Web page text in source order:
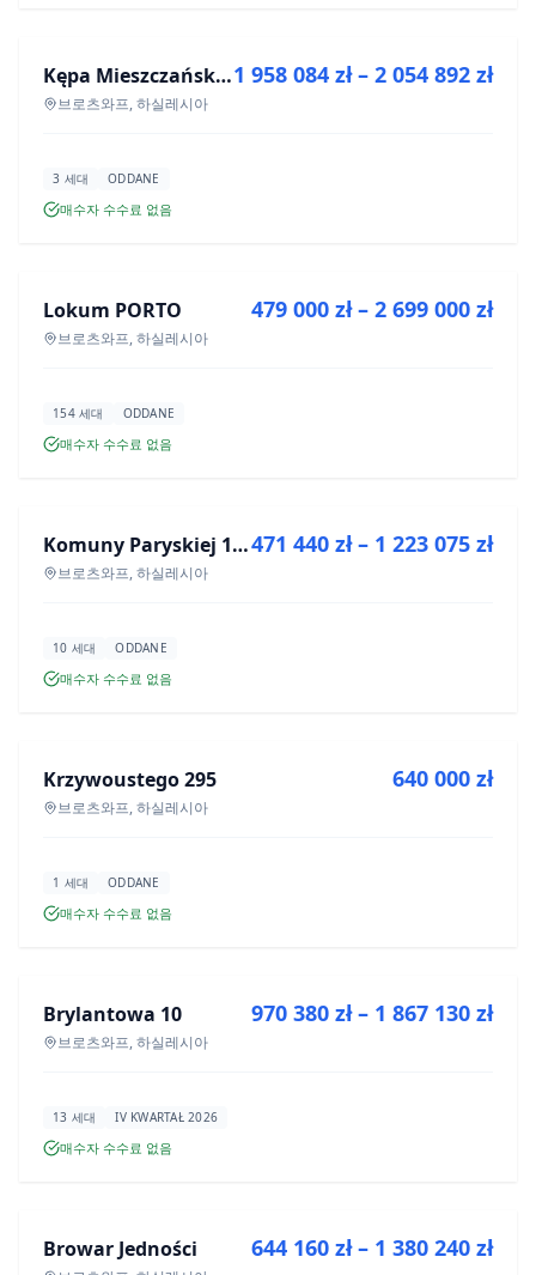
신규 분양 Kępa Mieszczańska - lokale użytkowe
브로츠와프, 하실레시아
1 958 084 zł – 2 054 892 zł
3 세대 ODDANE
매수자 수수료 없음
신규 분양
Lokum PORTO
브로츠와프, 하실레시아
479 000 zł – 2 699 000 zł
154 세대 ODDANE
매수자 수수료 없음
신규 분양 Komuny Paryskiej 19a
브로츠와프, 하실레시아
471 440 zł – 1 223 075 zł
10 세대 ODDANE
매수자 수수료 없음
신규 분양
Krzywoustego 295
브로츠와프, 하실레시아
640 000 zł
1 세대 ODDANE
매수자 수수료 없음
신규 분양
Brylantowa 10
브로츠와프, 하실레시아
970 380 zł – 1 867 130 zł
13 세대 IV KWARTAŁ 2026
매수자 수수료 없음
신규 분양
Browar Jedności 644 160 zł – 1 380 240 zł